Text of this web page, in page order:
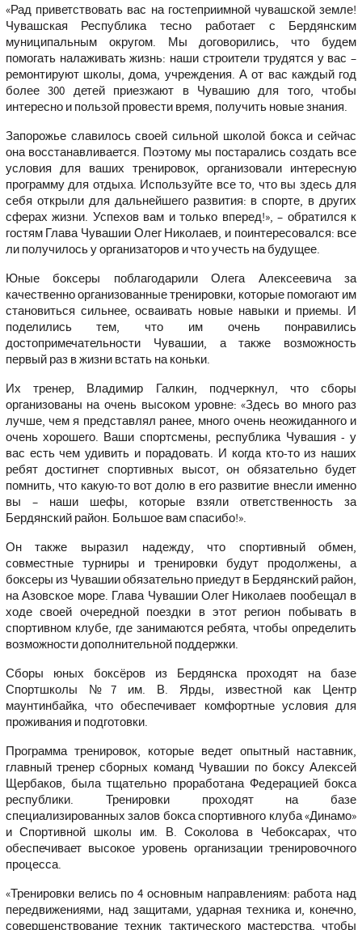
«Рад приветствовать вас на гостеприимной чувашской земле!
Чувашская Республика тесно работает с Бердянским
муниципальным округом. Мы договорились, что будем
помогать налаживать жизнь: наши строители трудятся у вас –
ремонтируют школы, дома, учреждения. А от вас каждый год
более 300 детей приезжают в Чувашию для того, чтобы
интересно и пользой провести время, получить новые знания.
Запорожье славилось своей сильной школой бокса и сейчас
она восстанавливается. Поэтому мы постарались создать все
условия для ваших тренировок, организовали интересную
программу для отдыха. Используйте все то, что вы здесь для
себя открыли для дальнейшего развития: в спорте, в других
сферах жизни. Успехов вам и только вперед!», – обратился к
гостям Глава Чувашии Олег Николаев, и поинтересовался: все
ли получилось у организаторов и что учесть на будущее.
Юные боксеры поблагодарили Олега Алексеевича за
качественно организованные тренировки, которые помогают им
становиться сильнее, осваивать новые навыки и приемы. И
поделились тем, что им очень понравились
достопримечательности Чувашии, а также возможность
первый раз в жизни встать на коньки.
Их тренер, Владимир Галкин, подчеркнул, что сборы
организованы на очень высоком уровне: «Здесь во много раз
лучше, чем я представлял ранее, много очень неожиданного и
очень хорошего. Ваши спортсмены, республика Чувашия - у
вас есть чем удивить и порадовать. И когда кто-то из наших
ребят достигнет спортивных высот, он обязательно будет
помнить, что какую-то вот долю в его развитие внесли именно
вы – наши шефы, которые взяли ответственность за
Бердянский район. Большое вам спасибо!».
Он также выразил надежду, что спортивный обмен,
совместные турниры и тренировки будут продолжены, а
боксеры из Чувашии обязательно приедут в Бердянский район,
на Азовское море. Глава Чувашии Олег Николаев пообещал в
ходе своей очередной поездки в этот регион побывать в
спортивном клубе, где занимаются ребята, чтобы определить
возможности дополнительной поддержки.
Сборы юных боксёров из Бердянска проходят на базе
Спортшколы №7 им. В. Ярды, известной как Центр
маунтинбайка, что обеспечивает комфортные условия для
проживания и подготовки.
Программа тренировок, которые ведет опытный наставник,
главный тренер сборных команд Чувашии по боксу Алексей
Щербаков, была тщательно проработана Федерацией бокса
республики. Тренировки проходят на базе
специализированных залов бокса спортивного клуба «Динамо»
и Спортивной школы им. В. Соколова в Чебоксарах, что
обеспечивает высокое уровень организации тренировочного
процесса.
«Тренировки велись по 4 основным направлениям: работа над
передвижениями, над защитами, ударная техника и, конечно,
совершенствование техник тактического мастерства, чтобы